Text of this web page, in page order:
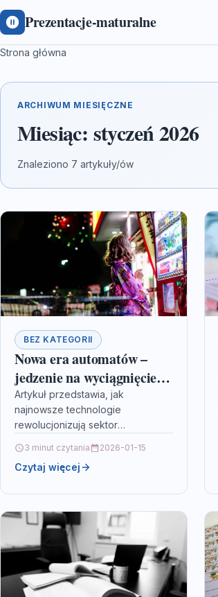
Prezentacje-maturalne
Strona główna
ARCHIWUM MIESIĘCZNE
Miesiąc: styczeń 2026
Znaleziono 7 artykuły/ów
BEZ KATEGORII
Nowa era automatów –
jedzenie na wyciągnięcie
ręki
Artykuł przedstawia, jak
najnowsze technologie
rewolucjonizują sektor
automaty, które umożliwiają
szybszy i bardziej
Innowacyjne rozwiązania, takie
3 minut czytania 2026-01-15
Czytaj więcej